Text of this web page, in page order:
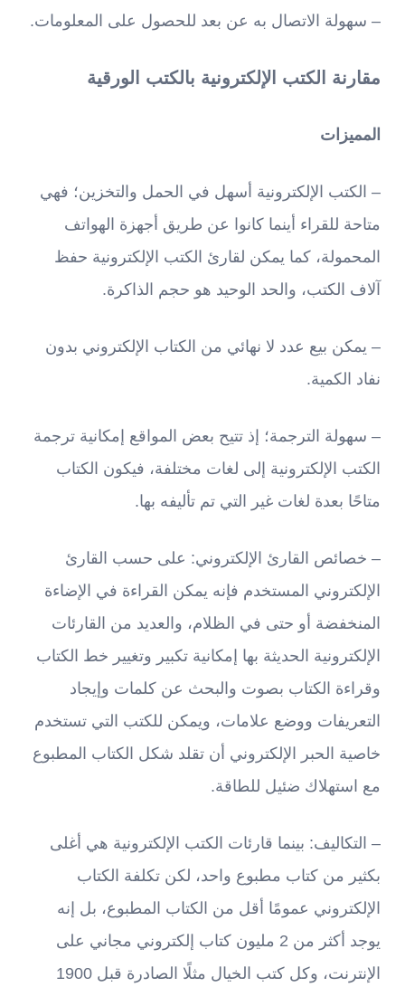
– سهولة الاتصال به عن بعد للحصول على المعلومات.
مقارنة الكتب الإلكترونية بالكتب الورقية
المميزات
– الكتب الإلكترونية أسهل في الحمل والتخزين؛ فهي
متاحة للقراء أينما كانوا عن طريق أجهزة الهواتف
المحمولة، كما يمكن لقارئ الكتب الإلكترونية حفظ
آلاف الكتب، والحد الوحيد هو حجم الذاكرة.
– يمكن بيع عدد لا نهائي من الكتاب الإلكتروني بدون
نفاد الكمية.
– سهولة الترجمة؛ إذ تتيح بعض المواقع إمكانية ترجمة
الكتب الإلكترونية إلى لغات مختلفة، فيكون الكتاب
متاحًا بعدة لغات غير التي تم تأليفه بها.
– خصائص القارئ الإلكتروني: على حسب القارئ
الإلكتروني المستخدم فإنه يمكن القراءة في الإضاءة
المنخفضة أو حتى في الظلام، والعديد من القارئات
الإلكترونية الحديثة بها إمكانية تكبير وتغيير خط الكتاب
وقراءة الكتاب بصوت والبحث عن كلمات وإيجاد
التعريفات ووضع علامات، ويمكن للكتب التي تستخدم
خاصية الحبر الإلكتروني أن تقلد شكل الكتاب المطبوع
مع استهلاك ضئيل للطاقة.
– التكاليف: بينما قارئات الكتب الإلكترونية هي أغلى
بكثير من كتاب مطبوع واحد، لكن تكلفة الكتاب
الإلكتروني عمومًا أقل من الكتاب المطبوع، بل إنه
يوجد أكثر من 2 مليون كتاب إلكتروني مجاني على
الإنترنت، وكل كتب الخيال مثلًا الصادرة قبل 1900